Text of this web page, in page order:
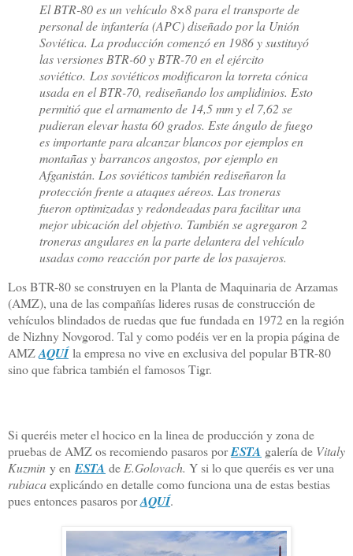
El BTR-80 es un vehículo 8×8 para el transporte de
personal de infantería (APC) diseñado por la Unión
Soviética. La producción comenzó en 1986 y sustituyó
las versiones BTR-60 y BTR-70 en el ejército
soviético. Los soviéticos modificaron la torreta cónica
usada en el BTR-70, rediseñando los amplidinios. Esto
permitió que el armamento de 14,5 mm y el 7,62 se
pudieran elevar hasta 60 grados. Este ángulo de fuego
es importante para alcanzar blancos por ejemplos en
montañas y barrancos angostos, por ejemplo en
Afganistán. Los soviéticos también rediseñaron la
protección frente a ataques aéreos. Las troneras
fueron optimizadas y redondeadas para facilitar una
mejor ubicación del objetivo. También se agregaron 2
troneras angulares en la parte delantera del vehículo
usadas como reacción por parte de los pasajeros.
Los BTR-80 se construyen en la Planta de Maquinaria de Arzamas
(AMZ), una de las compañías lideres rusas de construcción de
vehículos blindados de ruedas que fue fundada en 1972 en la región
de Nizhny Novgorod. Tal y como podéis ver en la propia página de
AMZAQUÍla empresa no vive en exclusiva del popular BTR-80
sino que fabrica también el famosos Tigr.
Si queréis meter el hocico en la linea de producción y zona de
pruebas de AMZ os recomiendo pasaros porESTA galería de Vitaly
Kuzmin y enESTA deE.Golovach. Y si lo que queréis es ver una
rubiacaexplicándo en detalle como funciona una de estas bestias
pues entonces pasaros porAQUÍ.